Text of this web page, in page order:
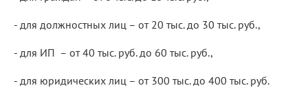
- для должностных лиц – от 20 тыс. до 30 тыс. руб.,
- для ИП – от 40 тыс. руб. до 60 тыс. руб.,
- для юридических лиц – от 300 тыс. до 400 тыс. руб.